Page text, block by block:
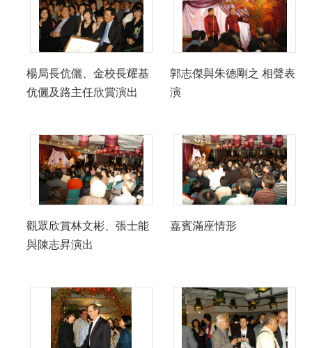
楊局長伉儷、金校長耀基
伉儷及路主任欣賞演出
郭志傑與朱德剛之 相聲表
演
觀眾欣賞林文彬、張士能
與陳志昇演出
嘉賓滿座情形